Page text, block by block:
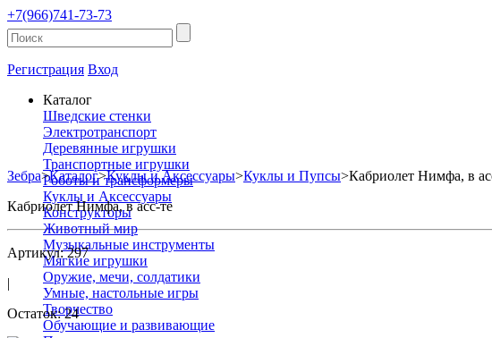
+7(966)741-73-73
Регистрация Вход
Каталог
Шведские стенки
Электротранспорт
Деревянные игрушки
Транспортные игрушки
Роботы и трансформеры
Куклы и Аксессуары
Конструкторы
Животный мир
Музыкальные инструменты
Мягкие игрушки
Оружие, мечи, солдатики
Умные, настольные игры
Творчество
Обучающие и развивающие
Зебра>Каталог>Куклы и Аксессуары>Куклы и Пупсы>Кабриолет Нимфа, в
Кабриолет Нимфа, в асс-те
Артикул: 297
|
Остаток: 24